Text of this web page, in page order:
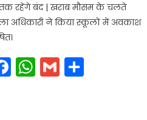
तक रहेंगे बंद | खराब मौसम के चलते
अधिकारी ने किया स्कूलों में अवकाश
Facebook
WhatsApp
GmailShare